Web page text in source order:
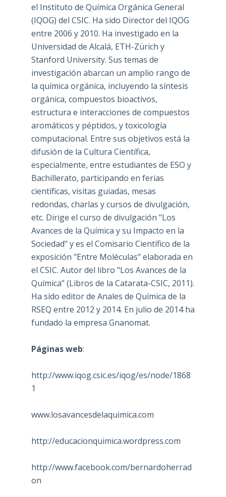
el Instituto de Química Orgánica General
(IQOG) del CSIC. Ha sido Director del IQOG
entre 2006 y 2010. Ha investigado en la
Universidad de Alcalá, ETH-Zürich y
Stanford University. Sus temas de
investigación abarcan un amplio rango de
la química orgánica, incluyendo la síntesis
orgánica, compuestos bioactivos,
estructura e interacciones de compuestos
aromáticos y péptidos, y toxicología
computacional. Entre sus objetivos está la
difusión de la Cultura Científica,
especialmente, entre estudiantes de ESO y
Bachillerato, participando en ferias
científicas, visitas guiadas, mesas
redondas, charlas y cursos de divulgación,
etc. Dirige el curso de divulgación "Los
Avances de la Química y su Impacto en la
Sociedad" y es el Comisario Científico de la
exposición "Entre Moléculas" elaborada en
el CSIC. Autor del libro "Los Avances de la
Química" (Libros de la Catarata-CSIC, 2011).
Ha sido editor de Anales de Química de la
RSEQ entre 2012 y 2014. En julio de 2014 ha
fundado la empresa Gnanomat.
Páginas web:
http://www.iqog.csic.es/iqog/es/node/1868
1
www.losavancesdelaquimica.com
http://educacionquimica.wordpress.com
http://www.facebook.com/bernardoherrad
on